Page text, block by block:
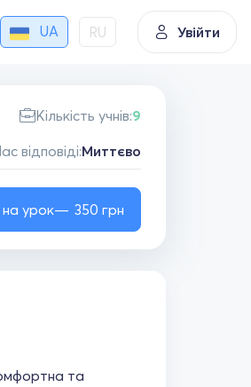
UA RU Увійти
Кількість учнів:9
відповіді:Миттєво
урок 350 грн
та